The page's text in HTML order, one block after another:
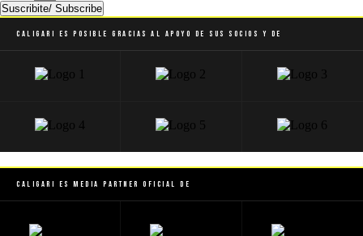
Suscribite/ Subscribe
Caligari es posible gracias al apoyo de sus socios y de
Caligari es Media Partner Oficial de